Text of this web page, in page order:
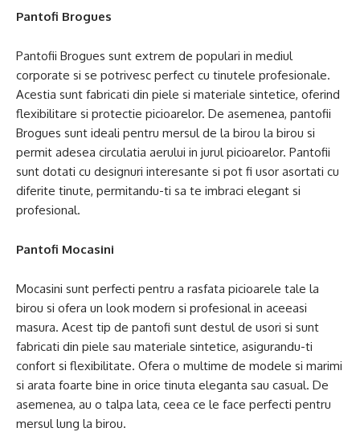
Pantofi Brogues
Pantofii Brogues sunt extrem de populari in mediul
corporate si se potrivesc perfect cu tinutele profesionale.
Acestia sunt fabricati din piele si materiale sintetice, oferind
flexibilitare si protectie picioarelor. De asemenea, pantofii
Brogues sunt ideali pentru mersul de la birou la birou si
permit adesea circulatia aerului in jurul picioarelor. Pantofii
sunt dotati cu designuri interesante si pot fi usor asortati cu
diferite tinute, permitandu-ti sa te imbraci elegant si
profesional.
Pantofi Mocasini
Mocasini sunt perfecti pentru a rasfata picioarele tale la
birou si ofera un look modern si profesional in aceeasi
masura. Acest tip de pantofi sunt destul de usori si sunt
fabricati din piele sau materiale sintetice, asigurandu-ti
confort si flexibilitate. Ofera o multime de modele si marimi
si arata foarte bine in orice tinuta eleganta sau casual. De
asemenea, au o talpa lata, ceea ce le face perfecti pentru
mersul lung la birou.